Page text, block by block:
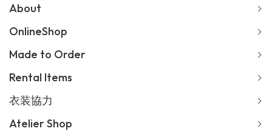
About
OnlineShop
Made to Order
Rental Items
衣装協力
Atelier Shop